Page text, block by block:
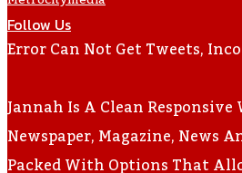
Follow Us
Error Can Not Get Tweets,
Jannah Is A Clean Responsive
Newspaper, Magazine, News
Packed With Options That